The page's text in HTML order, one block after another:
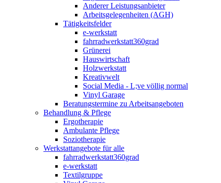
Anderer Leistungsanbieter
Arbeitsgelegenheiten (AGH)
Tätigkeitsfelder
e-werkstatt
fahrradwerkstatt360grad
Grünerei
Hauswirtschaft
Holzwerkstatt
Kreativwelt
Social Media - L;ve völlig normal
Vinyl Garage
Beratungstermine zu Arbeitsangeboten
Behandlung & Pflege
Ergotherapie
Ambulante Pflege
Soziotherapie
Werkstattangebote für alle
fahrradwerkstatt360grad
e-werkstatt
Textilgruppe